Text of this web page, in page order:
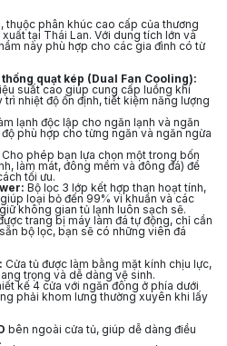
thuộc phân khúc cao cấp của thương
tại Thái Lan. Với dung tích lớn và
này phù hợp cho các gia đình có từ
quạt kép (Dual Fan Cooling):
suất cao giúp cung cấp luồng khí
trì nhiệt độ ổn định, tiết kiệm năng lượng
lạnh độc lập cho ngăn lạnh và ngăn
phù hợp cho từng ngăn và ngăn ngừa
Cho phép bạn lựa chọn một trong bốn
làm mát, đông mềm và đông đá) để
tối ưu.
Bộ lọc 3 lớp kết hợp than hoạt tính,
loại bỏ đến 99% vi khuẩn và các
không gian tủ lạnh luôn sạch sẽ.
trang bị máy làm đá tự động, chỉ cần
bộ lọc, bạn sẽ có những viên đá
Cửa tủ được làm bằng mặt kính chịu lực,
trọng và dễ dàng vệ sinh.
kế 4 cửa với ngăn đông ở phía dưới
phải khom lưng thường xuyên khi lấy
bên ngoài cửa tủ, giúp dễ dàng điều